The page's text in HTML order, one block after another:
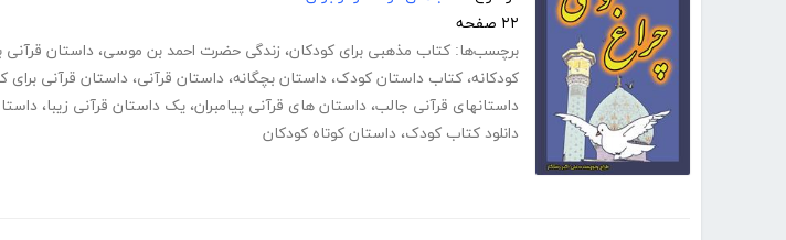
۲۲ صفحه
برچسب‌ها: کتاب مذهبی برای کودکان، زندگی حضرت احمد بن موسی، داستان قرآنی
کودکانه، کتاب داستان کودک، داستان بچگانه، داستان قرآنی، داستان قرآنی برای
داستانهای قرآنی جالب، داستان های قرآنی پیامبران، یک داستان قرآنی زیبا،
دانلود کتاب کودک، داستان کوتاه کودکان